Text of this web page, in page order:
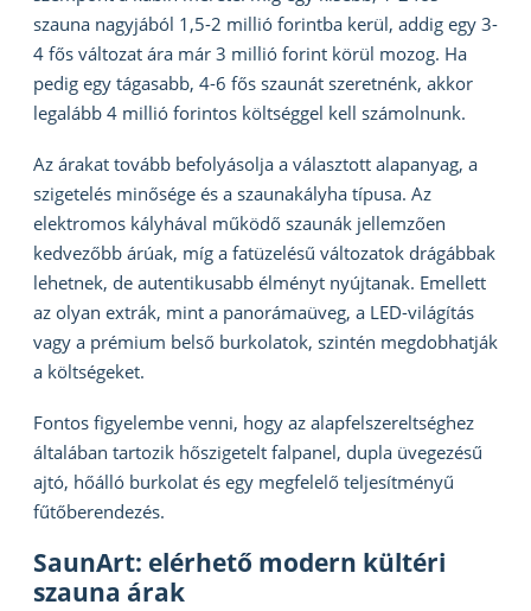
szauna nagyjából 1,5-2 millió forintba kerül, addig egy 3-
4 fős változat ára már 3 millió forint körül mozog. Ha
pedig egy tágasabb, 4-6 fős szaunát szeretnénk, akkor
legalább 4 millió forintos költséggel kell számolnunk.
Az árakat tovább befolyásolja a választott alapanyag, a
szigetelés minősége és a szaunakályha típusa. Az
elektromos kályhával működő szaunák jellemzően
kedvezőbb árúak, míg a fatüzelésű változatok drágábbak
lehetnek, de autentikusabb élményt nyújtanak. Emellett
az olyan extrák, mint a panorámaüveg, a LED-világítás
vagy a prémium belső burkolatok, szintén megdobhatják
a költségeket.
Fontos figyelembe venni, hogy az alapfelszereltséghez
általában tartozik hőszigetelt falpanel, dupla üvegezésű
ajtó, hőálló burkolat és egy megfelelő teljesítményű
fűtőberendezés.
SaunArt: elérhető modern kültéri
szauna árak